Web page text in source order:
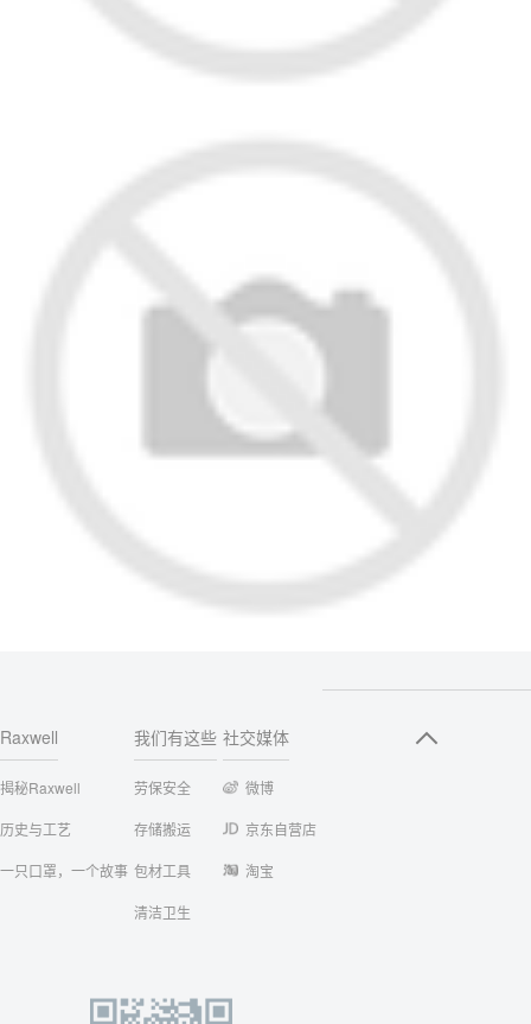
Raxwell
揭秘Raxwell
历史与工艺
一只口罩，一个故事
我们有这些
劳保安全
存储搬运
包材工具
清洁卫生
社交媒体
微博
京东自营店
淘宝